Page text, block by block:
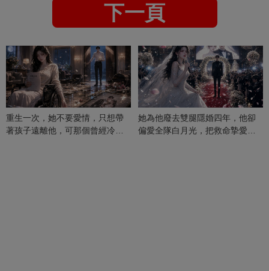
下一頁
重生一次，她不要愛情，只想帶
著孩子遠離他，可那個曾經冷漠
她為他廢去雙腿隱婚四年，他卻
偏愛全隊白月光，把救命摯愛當